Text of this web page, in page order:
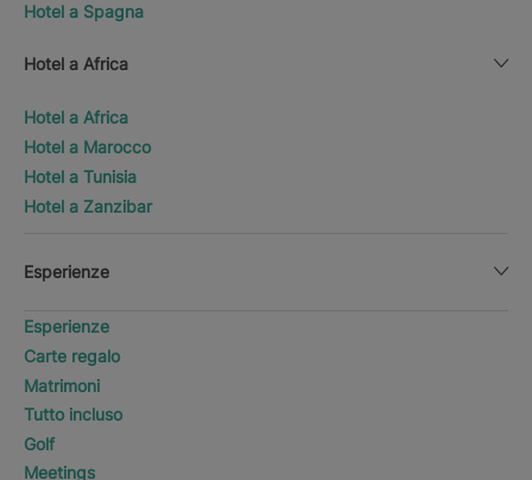
Hotel a Spagna
Hotel a Africa
Hotel a Africa
Hotel a Marocco
Hotel a Tunisia
Hotel a Zanzibar
Esperienze
Esperienze
Carte regalo
Matrimoni
Tutto incluso
Golf
Meetings